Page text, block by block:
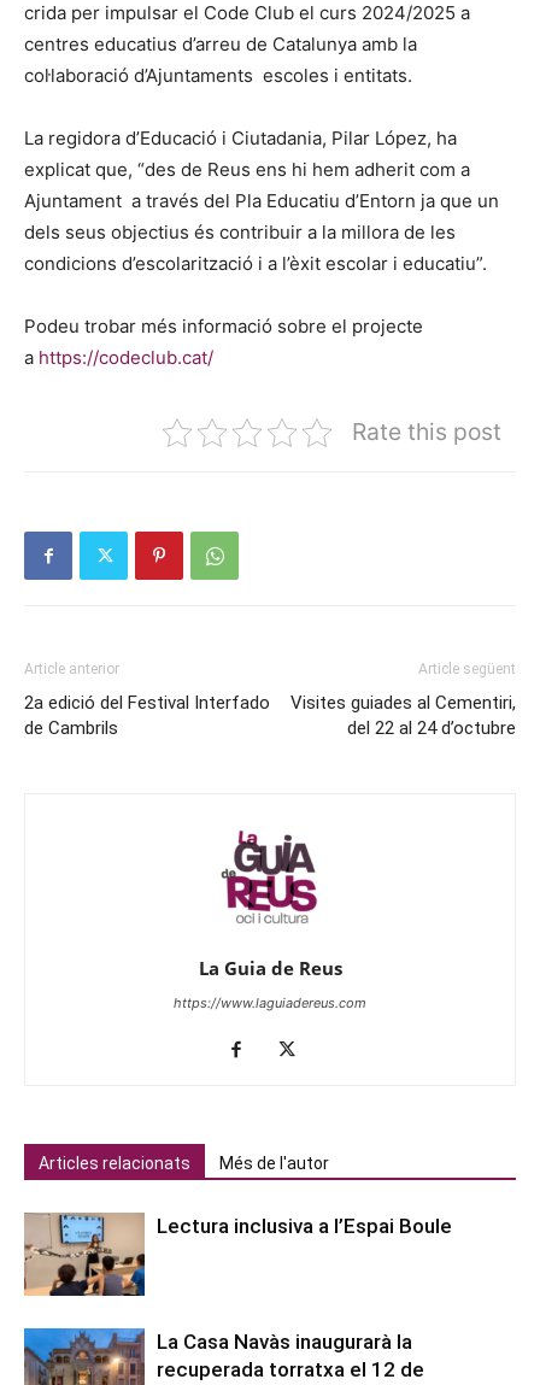
crida per impulsar el Code Club el curs 2024/2025 a
centres educatius d’arreu de Catalunya amb la
col·laboració d’Ajuntaments escoles i entitats.
La regidora d’Educació i Ciutadania, Pilar López, ha
explicat que, “des de Reus ens hi hem adherit com a
Ajuntament a través del Pla Educatiu d’Entorn ja que un
dels seus objectius és contribuir a la millora de les
condicions d’escolarització i a l’èxit escolar i educatiu”.
Podeu trobar més informació sobre el projecte
a https://codeclub.cat/
Rate this post
Article anterior
2a edició del Festival Interfado
de Cambrils
Article següent
Visites guiades al Cementiri,
del 22 al 24 d’octubre
La Guia de Reus
https://www.laguiadereus.com
Articles relacionats Més de l'autor
Lectura inclusiva a l’Espai Boule
La Casa Navàs inaugurarà la
recuperada torratxa el 12 de